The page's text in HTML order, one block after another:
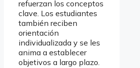
refuerzan los conceptos
clave. Los estudiantes
también reciben
orientación
individualizada y se les
anima a establecer
objetivos a largo plazo.